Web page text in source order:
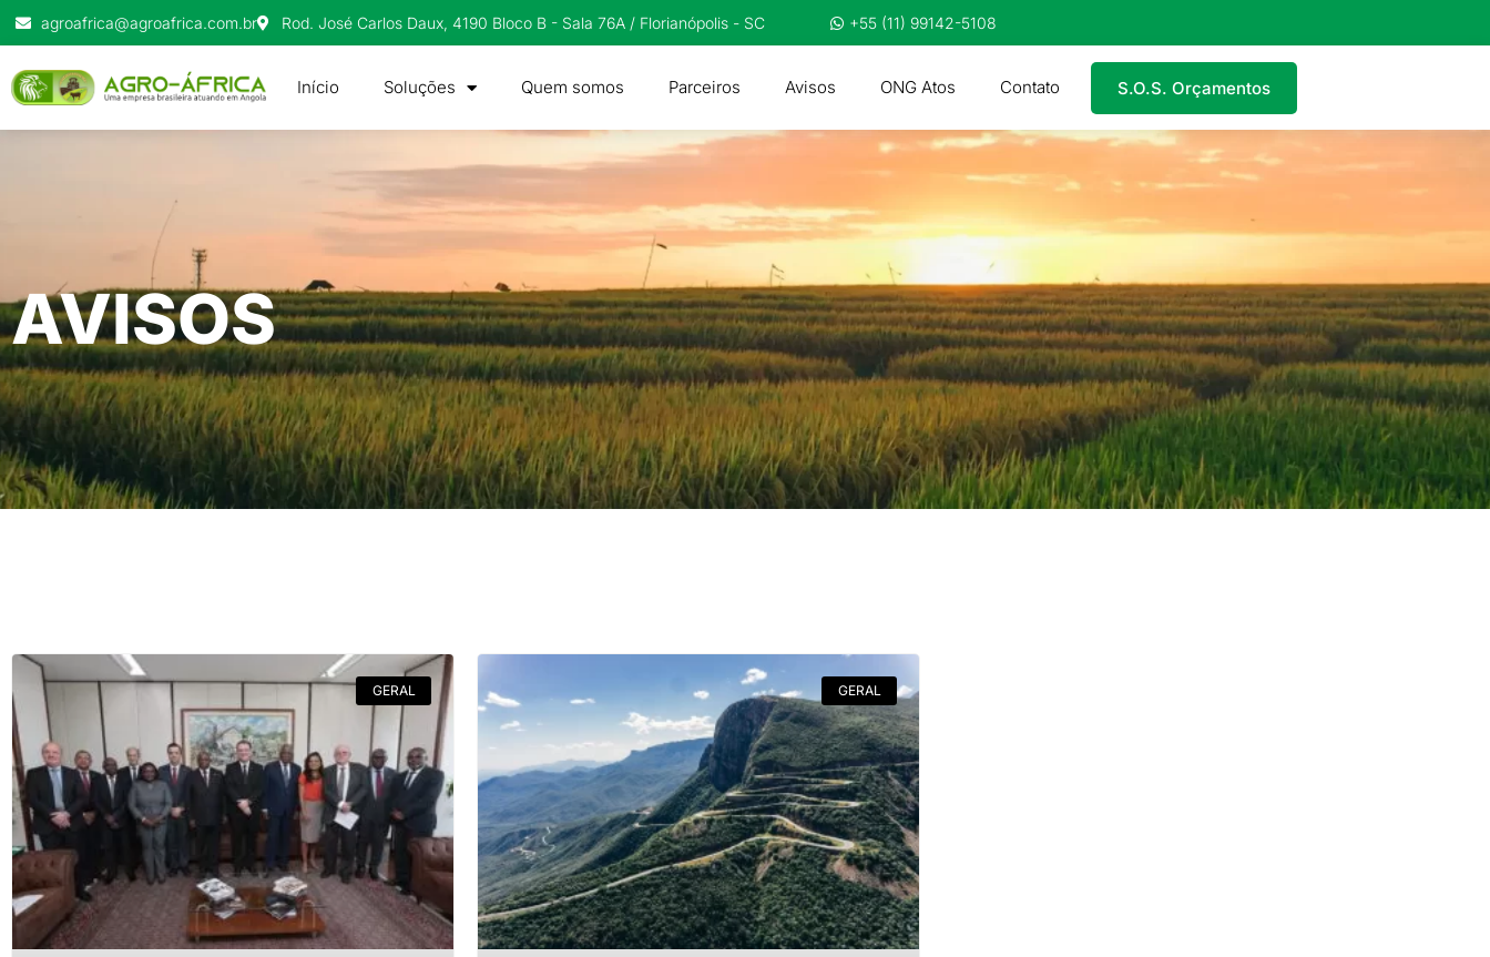
agroafrica@agroafrica.com.br Rod. José Carlos Daux, 4190 Bloco B - Sala 76A / Florianópolis - SC +55 (11) 99142-5108
Início Soluções Quem somos Parceiros Avisos ONG Atos Contato S.O.S. Orçamentos
AVISOS
GERAL GERAL